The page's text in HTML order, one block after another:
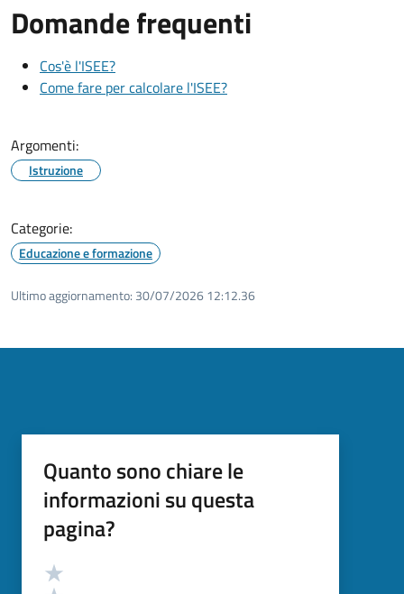
Domande frequenti
Cos'è l'ISEE?
Come fare per calcolare l'ISEE?
Argomenti:
Istruzione
Categorie:
Educazione e formazione
Ultimo aggiornamento: 30/07/2026 12:12.36
Quanto sono chiare le
informazioni su questa
pagina?
Valutazione